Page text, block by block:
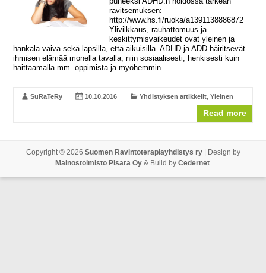
ravitsemuksen:
http://www.hs.fi/ruoka/a1391138886872
Ylivilkkaus, rauhattomuus ja
keskittymisvaikeudet ovat yleinen ja
hankala vaiva sekä lapsilla, että aikuisilla. ADHD ja ADD häiritsevät
ihmisen elämää monella tavalla, niin sosiaalisesti, henkisesti kuin
haittaamalla mm. oppimista ja myöhemmin
SuRaTeRy 10.10.2016 Yhdistyksen artikkelit ,Yleinen
Read more
Copyright © 2026 Suomen Ravintoterapiayhdistys ry| Design by
Mainostoimisto Pisara Oy& Build by Cedernet.